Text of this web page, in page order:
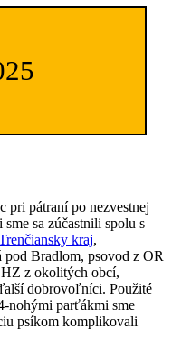
pri pátraní po nezvestnej
sa zúčastnili spolu s
kraj,
Bradlom, psovod z OR
z okolitých obcí,
dobrovoľníci. Použité
nohými parťákmi sme
psíkom komplikovali